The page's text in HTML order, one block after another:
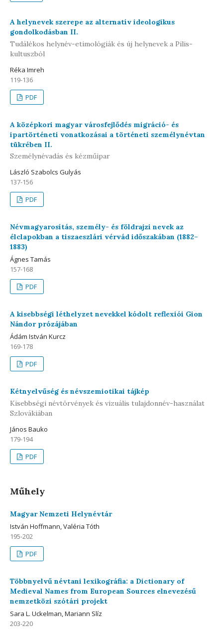
A helynevek szerepe az alternatív ideologikus
gondolkodásban II.
Tudálékos helynév-etimológiák és új helynevek a Pilis-
kultuszból
Réka Imreh
119-136
PDF
A középkori magyar városfejlődés migráció- és
ipartörténeti vonatkozásai a történeti személynévtan
tükrében II.
Személynévadás és kézműipar
László Szabolcs Gulyás
137-156
PDF
Névmagyarosítás, személy- és földrajzi nevek az
élclapokban a tiszaeszlári vérvád időszakában (1882–
1883)
Ágnes Tamás
157-168
PDF
A kisebbségi léthelyzet nevekkel kódolt reflexiói Gion
Nándor prózájában
Ádám István Kurcz
169-178
PDF
Kétnyelvűség és névszemiotikai tájkép
Kisebbségi névtörvények és vizuális tulajdonnév-használat
Szlovákiában
János Bauko
179-194
PDF
Műhely
Magyar Nemzeti Helynévtár
István Hoffmann, Valéria Tóth
195-202
PDF
Többnyelvű névtani lexikográfia: a Dictionary of
Medieval Names from European Sources elnevezésű
nemzetközi szótári projekt
Sara L. Uckelman, Mariann Slíz
203-220